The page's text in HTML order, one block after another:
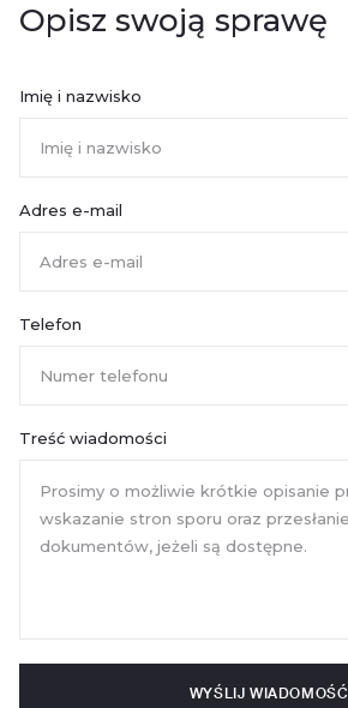
Opisz swoją sprawę
Imię i nazwisko
Adres e-mail
Telefon
Treść wiadomości
WYŚLIJ WIADOMOŚĆ